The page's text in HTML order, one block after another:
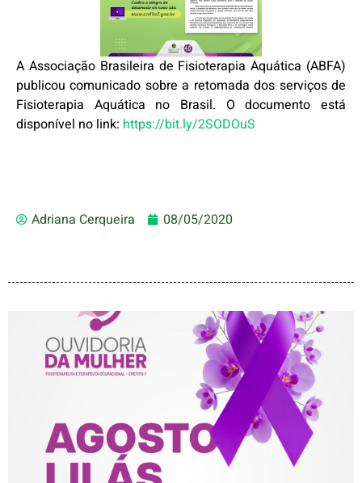
A Associação Brasileira de Fisioterapia Aquática (ABFA)
publicou comunicado sobre a retomada dos serviços de
Fisioterapia Aquática no Brasil. O documento está
disponível no link: https://bit.ly/2SODOuS
Adriana Cerqueira 08/05/2020
AGOSTO LILÁS – ACOLHER,
PROTEGER E COMBATER A
VIOLÊNCIA CONTRA A
MULHER